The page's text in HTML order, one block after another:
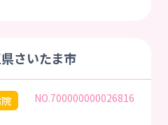
さいたま市
NO.700000000026816